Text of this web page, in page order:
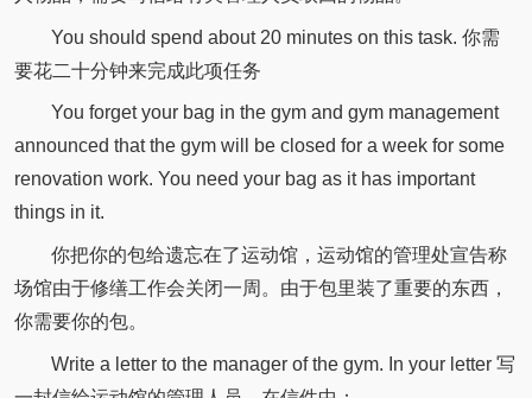
You should spend about 20 minutes on this task. 你需
要花二十分钟来完成此项任务
You forget your bag in the gym and gym management
announced that the gym will be closed for a week for some
renovation work. You need your bag as it has important
things in it.
你把你的包给遗忘在了运动馆，运动馆的管理处宣告称
场馆由于修缮工作会关闭一周。由于包里装了重要的东西，
你需要你的包。
Write a letter to the manager of the gym. In your letter 写